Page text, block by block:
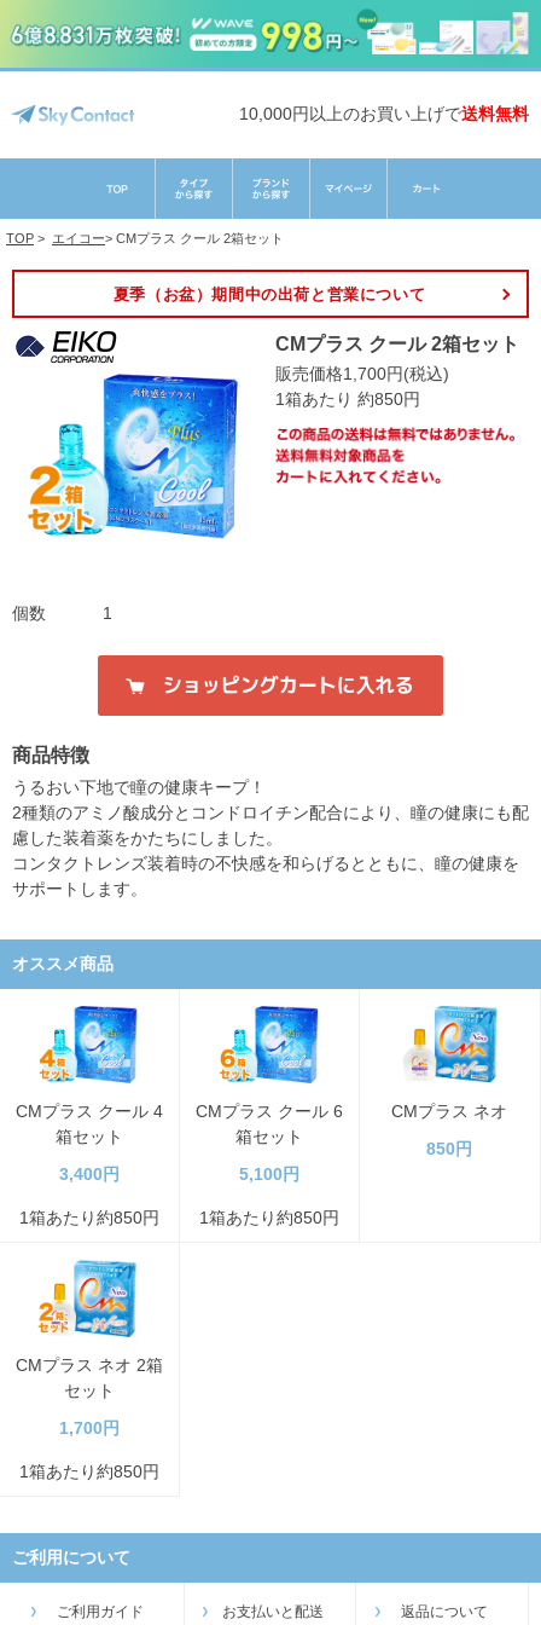
10,000円以上のお買い上げで送料無料
TOP > エイコー> CMプラス クール 2箱セット
夏季（お盆）期間中の出荷と営業について
CMプラス クール 2箱セット
販売価格1,700円(税込)
1箱あたり 約850円
個数 1
商品特徴
うるおい下地で瞳の健康キープ！
2種類のアミノ酸成分とコンドロイチン配合により、瞳の健康にも配
慮した装着薬をかたちにしました。
コンタクトレンズ装着時の不快感を和らげるとともに、瞳の健康を
サポートします。
オススメ商品
CMプラス クール 4
箱セット
3,400円
1箱あたり約850円
CMプラス クール 6
箱セット
5,100円
1箱あたり約850円
CMプラス ネオ
850円
CMプラス ネオ 2箱
セット
1,700円
1箱あたり約850円
ご利用について
ご利用ガイド お支払いと配送 返品について